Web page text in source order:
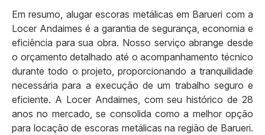
Em resumo, alugar escoras metálicas em Barueri com a
Locer Andaimes é a garantia de segurança, economia e
eficiência para sua obra. Nosso serviço abrange desde
o orçamento detalhado até o acompanhamento técnico
durante todo o projeto, proporcionando a tranquilidade
necessária para a execução de um trabalho seguro e
eficiente. A Locer Andaimes, com seu histórico de 28
anos no mercado, se consolida como a melhor opção
para locação de escoras metálicas na região de Barueri.